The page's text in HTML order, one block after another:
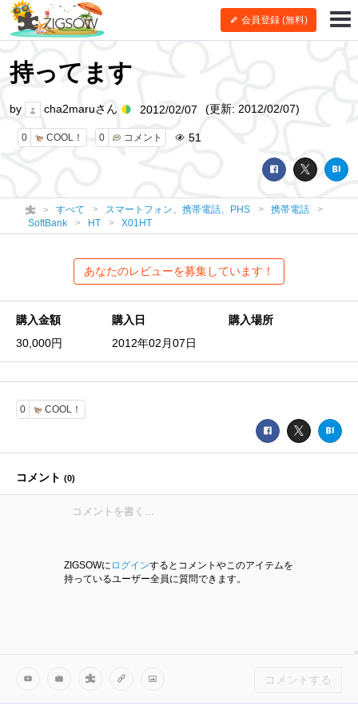
会員登録 (無料)
持ってます
0 COOL！ 0 コメント 51
by cha2maruさん 2012/02/07 (更新: 2012/02/07)
すべて スマートフォン、携帯電話、PHS
携帯電話
SoftBank
HT X01HT
あなたのレビューを募集しています！
購入金額
30,000円
購入日
2012年02月07日
購入場所
0 COOL！
コメント (0)
ZIGSOWに ログインするとコメントやこのアイテムを
持っているユーザー全員に質問できます。
コメントする